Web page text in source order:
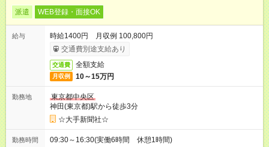
派遣 WEB登録・面接OK
給与
時給1400円 月収例 100,800円
交通費別途支給あり
交通費 全額支給
月収例 10～15万円
勤務地
東京都中央区
神田(東京都)駅から徒歩3分
☆大手新聞社☆
勤務時間 09:30～16:30(実働6時間 休憩1時間)